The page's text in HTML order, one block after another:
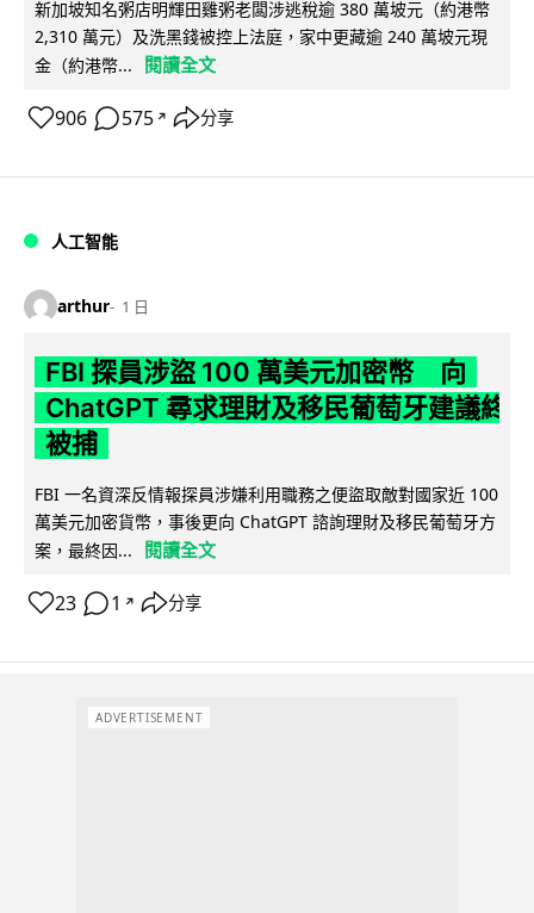
新加坡知名粥店明輝田雞粥老闆涉逃稅逾 380 萬坡元（約港幣
2,310 萬元）及洗黑錢被控上法庭，家中更藏逾 240 萬坡元現
金（約港幣...
閱讀全文
906 575 ↗ 分享
人工智能
arthur 1 日
FBI 探員涉盜 100 萬美元加密幣 向
ChatGPT 尋求理財及移民葡萄牙建議終
被捕
FBI 一名資深反情報探員涉嫌利用職務之便盜取敵對國家近 100
萬美元加密貨幣，事後更向 ChatGPT 諮詢理財及移民葡萄牙方
案，最終因...
閱讀全文
23 1 ↗ 分享
ADVERTISEMENT